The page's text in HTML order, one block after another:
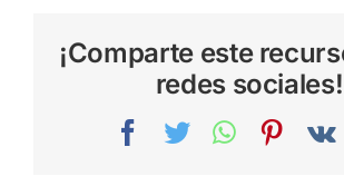
¡Comparte este
redes sociales!
Facebook
TwitterWhatsApp